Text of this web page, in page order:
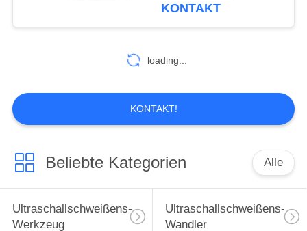
KONTAKT
loading...
KONTAKT!
Beliebte Kategorien Alle
Ultraschallschweißens-
Werkzeug
Ultraschallschweißens-
Wandler